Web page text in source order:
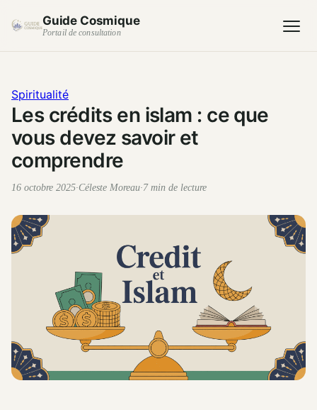
Guide Cosmique
Portail de consultation
Spiritualité
Les crédits en islam : ce que
vous devez savoir et
comprendre
16 octobre 2025·Céleste Moreau·7 min de lecture